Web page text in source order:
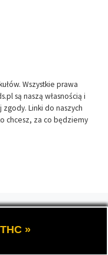
Wszystkie prawa
są naszą własnością i
Linki do naszych
chcesz, za co będziemy
marihuany oraz roślin
cannabis.
»